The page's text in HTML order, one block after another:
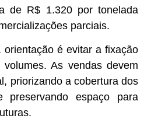
de R$ 1.320 por tonelada
parciais.
é evitar a fixação
As vendas devem
priorizando a cobertura dos
espaço para